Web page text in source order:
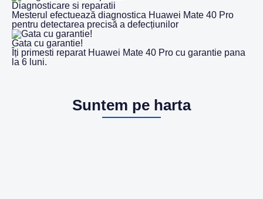
Diagnosticare si reparatii
Mesterul efectuează diagnostica Huawei Mate 40 Pro
pentru detectarea precisă a defecțiunilor
Gata cu garantie!
Îți primesti reparat Huawei Mate 40 Pro cu garantie pana
la 6 luni.
Suntem pe harta